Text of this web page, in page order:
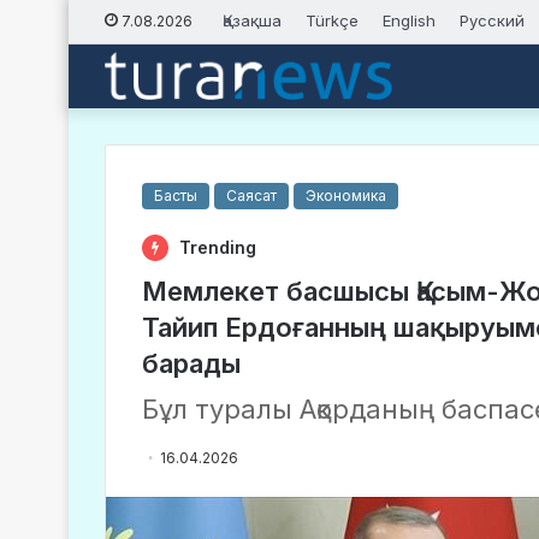
7.08.2026 Қазақша Türkçe English Русский
Басты Саясат Экономика
Trending
Мемлекет басшысы Қасым-
Тайип Ердоғанның
барады
Бұл туралы Ақорданың
16.04.2026